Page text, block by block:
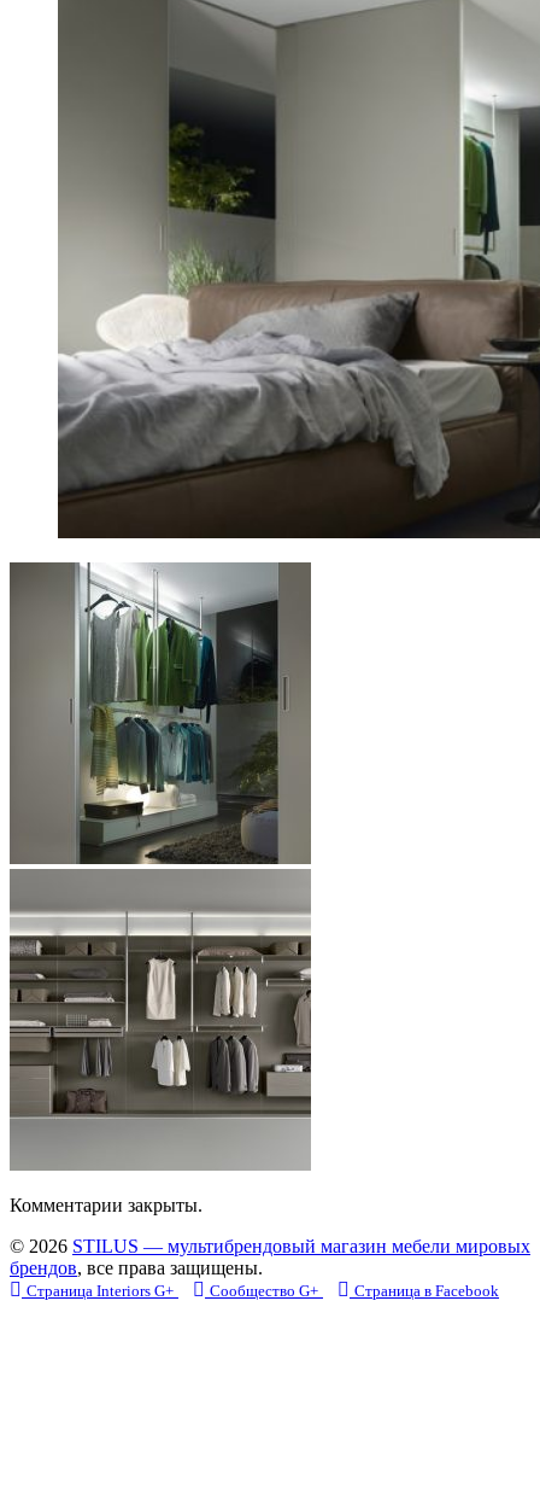
Комментарии закрыты.
© 2026 STILUS — мультибрендовый магазин мебели мировых
брендов, все права защищены.
Страница Interiors G+ Сообщество G+ Страница в Facebook